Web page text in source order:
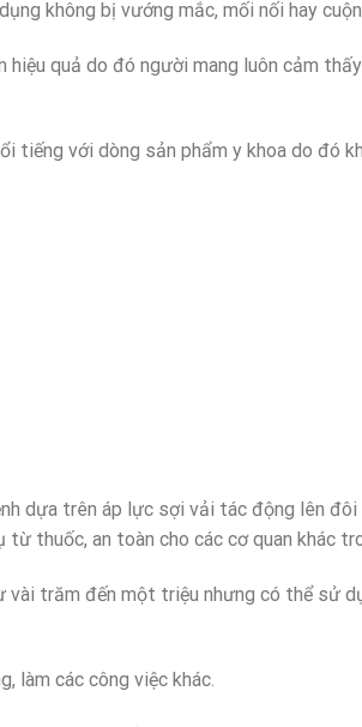
không bị vướng mắc, mối nối hay
quả do đó người mang luôn cảm
với dòng sản phẩm y khoa do đó
dựa trên áp lực sợi vải tác động lên
thuốc, an toàn cho các cơ quan khác
trăm đến một triệu nhưng có thể sử
làm các công việc khác.